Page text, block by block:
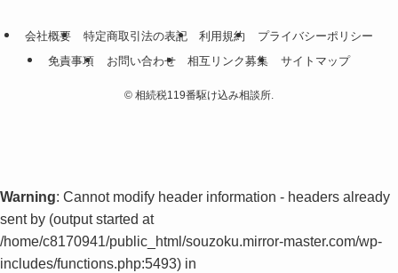
会社概要 特定商取引法の表記 利用規約
プライバシーポリシー
免責事項
お問い合わせ 相互リンク募集 サイトマップ
© 相続税119番駆け込み相談所.
Warning: Cannot modify header information - headers already
sent by (output started at
/home/c8170941/public_html/souzoku.mirror-master.com/wp-
includes/functions.php:5493) in